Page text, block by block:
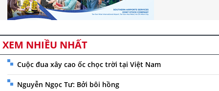
XEM NHIỀU NHẤT
Cuộc đua xây cao ốc chọc trời tại Việt Nam
Nguyễn Ngọc Tư: Bởi bôi hồng